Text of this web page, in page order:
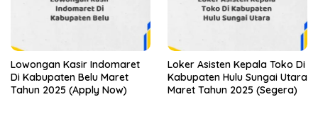
Lowongan Kasir Indomaret
Di Kabupaten Belu Maret
Tahun 2025 (Apply Now)
Loker Asisten Kepala Toko Di
Kabupaten Hulu Sungai Utara
Maret Tahun 2025 (Segera)